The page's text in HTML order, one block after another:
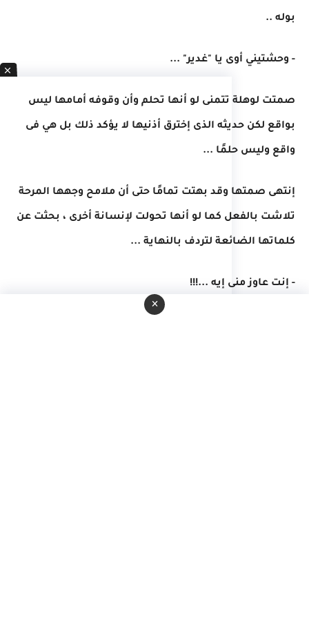
بوله ..
- وحشتيني أوى يا "غدير" ...
صمتت لوهلة تتمنى لو أنها تحلم وأن وقوفه أمامها ليس
بواقع لكن حديثه الذى إخترق أذنيها لا يؤكد ذلك بل هي فى
واقع وليس حلمًا ...
إنتهى صمتها وقد بهتت تمامًا حتى أن ملامح وجهها المرحة
تلاشت بالفعل كما لو أنها تحولت لإنسانة أخرى ، بحثت عن
كلماتها الضائعة لتردف بالنهاية ...
- إنت عاوز منى إيه ...!!!
×